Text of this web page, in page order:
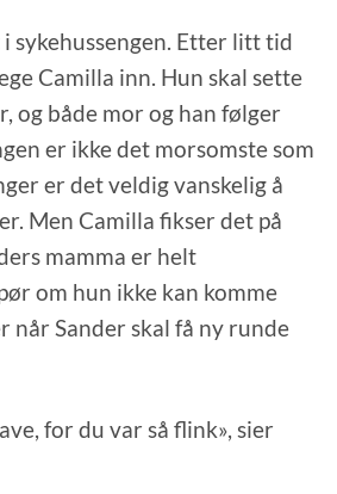
sykehussengen. Etter litt tid
Camilla inn. Hun skal sette
og både mor og han følger
er ikke det morsomste som
er det veldig vanskelig å
Men Camilla fikser det på
mamma er helt
om hun ikke kan komme
når Sander skal få ny runde
for du var så flink», sier